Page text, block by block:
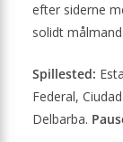
efter siderne
solidt
Spillested:
Federal,
Delbarba.